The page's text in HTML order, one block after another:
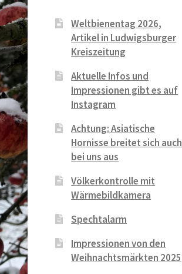
Weltbienentag 2026,
Artikel in Ludwigsburger
Kreiszeitung
Aktuelle Infos und
Impressionen gibt es auf
Instagram
Achtung: Asiatische
Hornisse breitet sich auch
bei uns aus
Völkerkontrolle mit
Wärmebildkamera
Spechtalarm
Impressionen von den
Weihnachtsmärkten 2025